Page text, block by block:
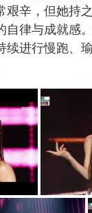
艰辛，但她持
自律与成就感
续进行慢跑、